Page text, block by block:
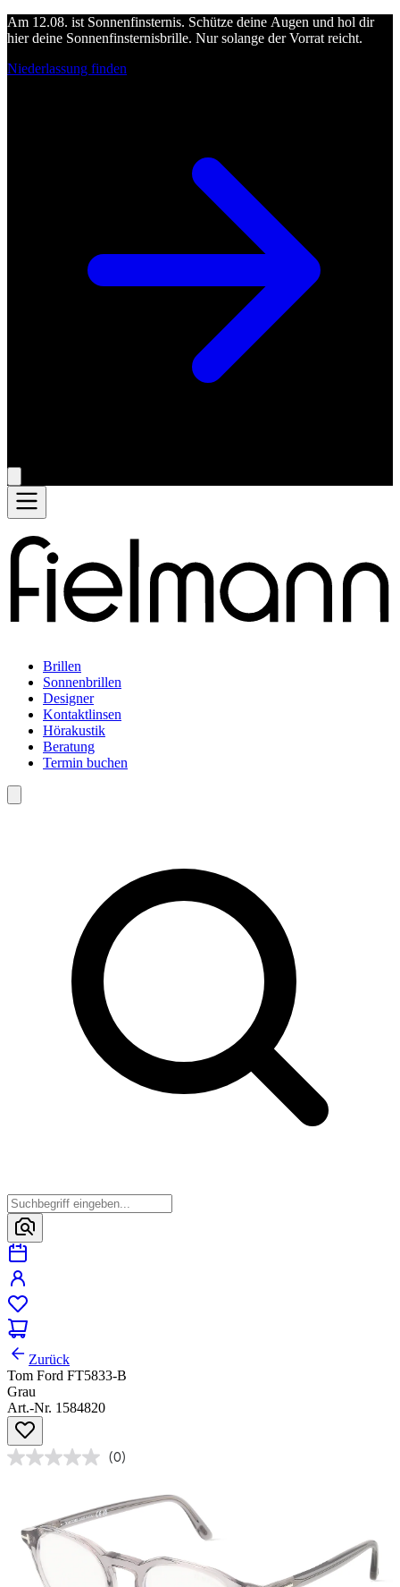
Am 12.08. ist Sonnenfinsternis. Schütze deine Augen und hol dir
hier deine Sonnenfinsternisbrille. Nur solange der Vorrat reicht.
Niederlassung finden
Brillen
Sonnenbrillen
Designer
Kontaktlinsen
Hörakustik
Beratung
Termin buchen
Zurück
Tom Ford FT5833-B
Grau
Art.-Nr. 1584820
(0)